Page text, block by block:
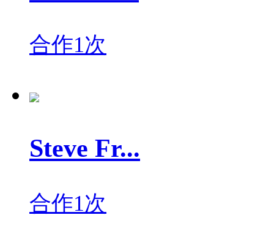
合作1次
Steve Fr...
合作1次